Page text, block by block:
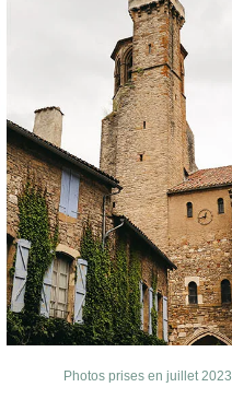
Photos prises en juillet 2023